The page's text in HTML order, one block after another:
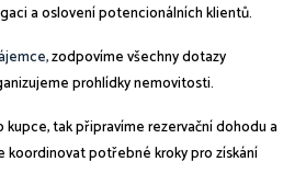
a oslovení potencionálních klientů.
zodpovíme všechny dotazy
prohlídky nemovitosti.
kupce, tak připravíme rezervační dohodu a
potřebné kroky pro získání